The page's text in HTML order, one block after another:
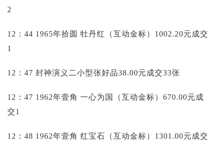
2
12：44 1965年拾圆 牡丹红（互动金标）1002.20元成交
1
12：47 封神演义二小型张好品38.00元成交33张
12：47 1962年壹角 一心为国（互动金标）670.00元成
交1
12：48 1962年壹角 红宝石（互动金标）1301.00元成交